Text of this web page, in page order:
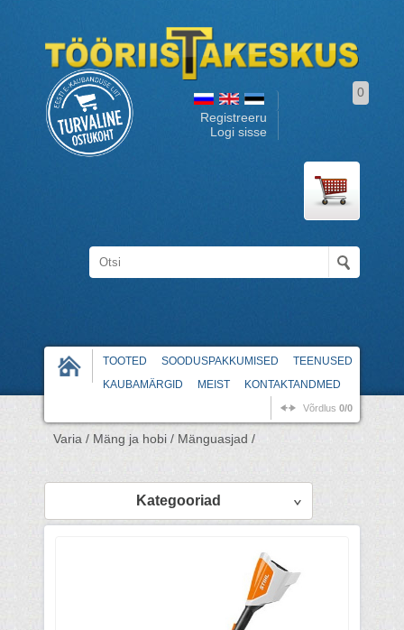
Registreeru
Logi sisse
0
TOOTED SOODUSPAKKUMISED
TEENUSED
KAUBAMÄRGID
MEIST KONTAKTANDMED
Võrdlus 0/0
Varia / Mäng ja hobi / Mänguasjad /
Kategooriad